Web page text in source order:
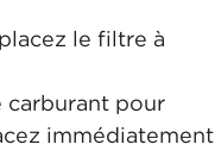
le filtre à
carburant pour
immédiatement